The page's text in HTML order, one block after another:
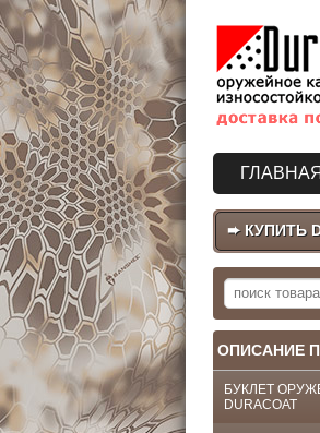
ГЛАВНАЯ
➨ КУПИТЬ
ОПИСАНИЕ
БУКЛЕТ
DURACOAT